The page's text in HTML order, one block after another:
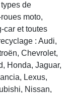
de
moto,
car et toutes
: Audi,
Chevrolet,
Honda, Jaguar,
Lexus,
Nissan,